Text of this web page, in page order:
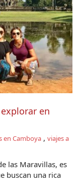
en
en Camboya , viajes a
las Maravillas, es
buscan una rica